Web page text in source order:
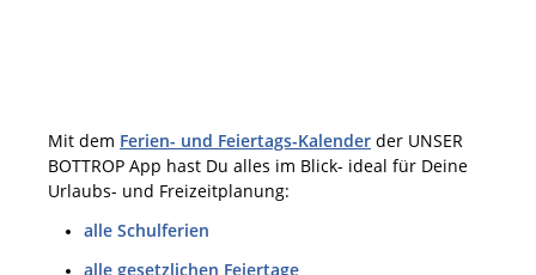
Mit dem Ferien- und Feiertags-Kalender der UNSER
BOTTROP App hast Du alles im Blick- ideal für Deine
Urlaubs- und Freizeitplanung:
alle Schulferien
alle gesetzlichen Feiertage